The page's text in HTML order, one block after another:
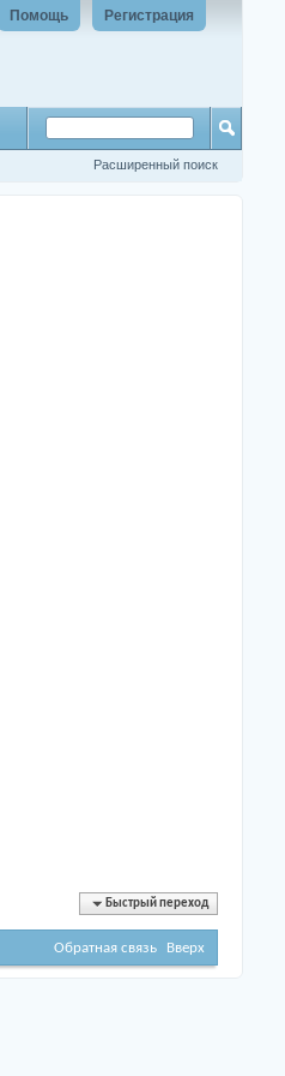
Регистрация
Помощь
Расширенный поиск
Быстрый переход
Обратная связь Вверх